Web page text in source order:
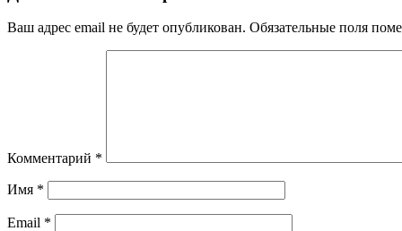
1943395edba1
Ваш адрес email не будет опубликован. Обязательные поля
Комментарий *
Имя *
Email *